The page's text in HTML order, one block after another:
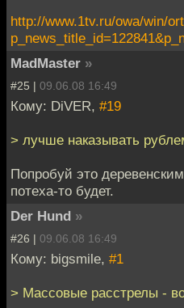
http://www.1tv.ru/owa/win/
MadMaster »
#25 | 09.06.08 16:49
Кому: DiVER, #19
> лучше наказывать
Попробуй это
потеха-то будет.
Der Hund »
#26 | 09.06.08 16:49
Кому: bigsmile, #1
> Массовые расстрелы -